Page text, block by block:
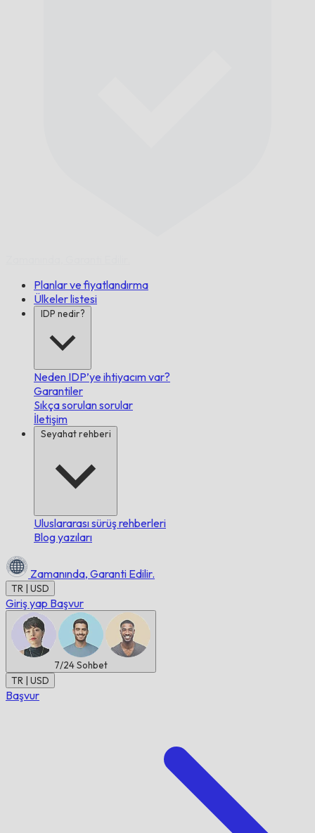
Planlar ve fiyatlandırma
Ülkeler listesi
IDP nedir?
Neden IDP’ye ihtiyacım var?
Garantiler
Sıkça sorulan sorular
İletişim
Seyahat rehberi
Uluslararası sürüş rehberleri
Blog yazıları
Zamanında, Garanti Edilir.
TR | USD
Giriş yap Başvur
7/24Sohbet
TR | USD
Başvur